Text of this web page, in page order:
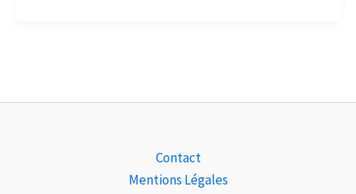
Contact
Mentions Légales